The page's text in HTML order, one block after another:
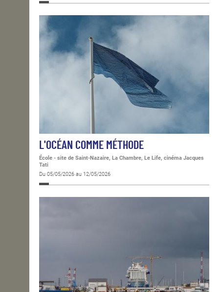
L'OCÉAN COMME MÉTHODE
École - site de Saint-Nazaire, La Chambre, Le Life, cinéma Jacques
Tati
Du 05/05/2026 au 12/05/2026